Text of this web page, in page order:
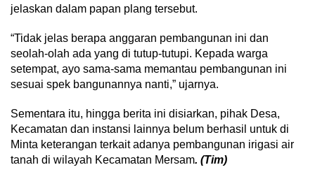
jelaskan dalam papan plang tersebut.
“Tidak jelas berapa anggaran pembangunan ini dan
seolah-olah ada yang di tutup-tutupi. Kepada warga
setempat, ayo sama-sama memantau pembangunan ini
sesuai spek bangunannya nanti,” ujarnya.
Sementara itu, hingga berita ini disiarkan, pihak Desa,
Kecamatan dan instansi lainnya belum berhasil untuk di
Minta keterangan terkait adanya pembangunan irigasi air
tanah di wilayah Kecamatan Mersam. (Tim)